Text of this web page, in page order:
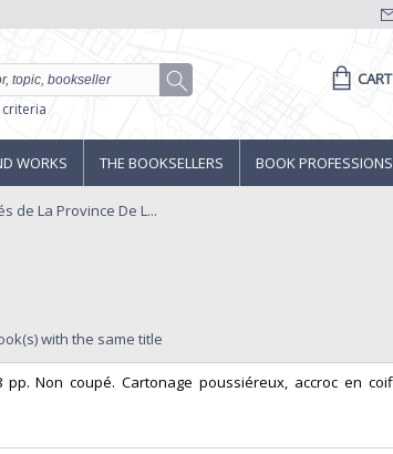
criteria
CART
WORKS THE BOOKSELLERS BOOK
de La Province De L...
with the same title
pp. Non coupé. Cartonage poussiéreux, accroc en